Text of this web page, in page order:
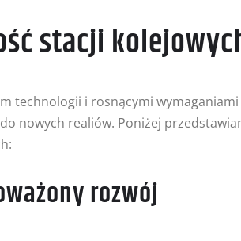
stacji
technologii i rosnącymi
nowych realiów. Poniżej
rozwój